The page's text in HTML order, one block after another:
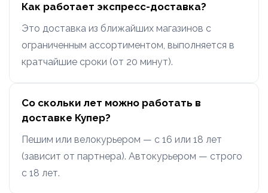
Как работает экспресс-доставка?
Это доставка из ближайших магазинов с
ограниченным ассортиментом, выполняется в
кратчайшие сроки (от 20 минут).
Со скольки лет можно работать в
доставке Купер?
Пешим или велокурьером — с 16 или 18 лет
(зависит от партнера). Автокурьером — строго
с 18 лет.